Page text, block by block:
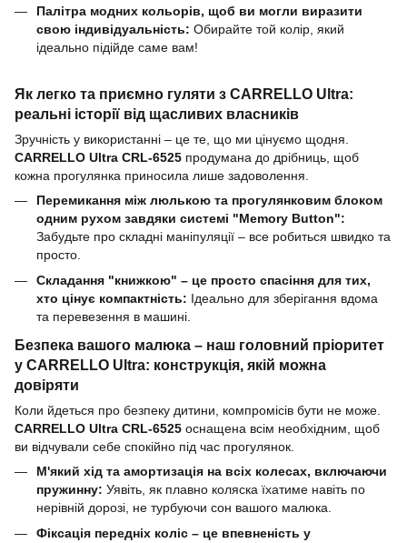
Палітра модних кольорів, щоб ви могли виразити
свою індивідуальність: Обирайте той колір, який
ідеально підійде саме вам!
Як легко та приємно гуляти з CARRELLO Ultra:
реальні історії від щасливих власників
Зручність у використанні – це те, що ми цінуємо щодня.
CARRELLO Ultra CRL-6525 продумана до дрібниць, щоб
кожна прогулянка приносила лише задоволення.
Перемикання між люлькою та прогулянковим блоком
одним рухом завдяки системі "Memory Button":
Забудьте про складні маніпуляції – все робиться швидко та
просто.
Складання "книжкою" – це просто спасіння для тих,
хто цінує компактність: Ідеально для зберігання вдома
та перевезення в машині.
Безпека вашого малюка – наш головний пріоритет
у CARRELLO Ultra: конструкція, якій можна
довіряти
Коли йдеться про безпеку дитини, компромісів бути не може.
CARRELLO Ultra CRL-6525 оснащена всім необхідним, щоб
ви відчували себе спокійно під час прогулянок.
М'який хід та амортизація на всіх колесах, включаючи
пружинну: Уявіть, як плавно коляска їхатиме навіть по
нерівній дорозі, не турбуючи сон вашого малюка.
Фіксація передніх коліс – це впевненість у